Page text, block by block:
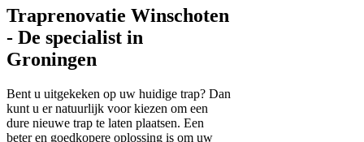
Traprenovatie Winschoten
- De specialist in
Groningen
Bent u uitgekeken op uw huidige trap? Dan
kunt u er natuurlijk voor kiezen om een
dure nieuwe trap te laten plaatsen. Een
beter en goedkopere oplossing is om uw